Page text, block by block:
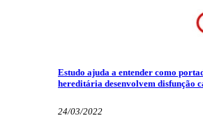
Estudo ajuda a entender como
hereditária desenvolvem disfunção
24/03/2022